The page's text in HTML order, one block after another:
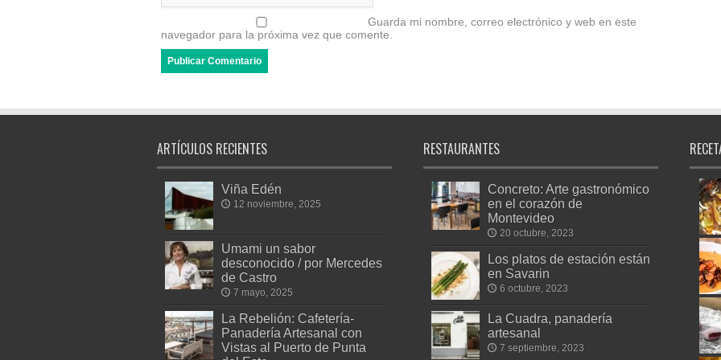
Guarda mi nombre, correo electrónico y web en este
navegador para la próxima vez que comente.
ARTÍCULOS RECIENTES
Viña Edén
12 noviembre, 2025
Umami un sabor
desconocido / por Mercedes
de Castro
7 mayo, 2025
La Rebelión: Cafetería-
Panadería Artesanal con
Vistas al Puerto de Punta
RESTAURANTES
Concreto: Arte gastronómico
en el corazón de
Montevideo
20 octubre, 2023
Los platos de estación están
en Savarin
6 octubre, 2023
La Cuadra, panadería
artesanal
7 septiembre, 2023